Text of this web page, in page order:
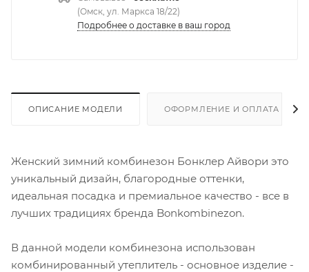
(Омск, ул. Маркса 18/22)
Подробнее о доставке в ваш город
ОПИСАНИЕ МОДЕЛИ ОФОРМЛЕНИЕ И ОПЛАТА
Женский зимний комбинезон Бонклер Айвори это
уникальный дизайн, благородные оттенки,
идеальная посадка и премиальное качество - все в
лучших традициях бренда Bonkombinezon.
В данной модели комбинезона использован
комбинированный утеплитель - основное изделие -